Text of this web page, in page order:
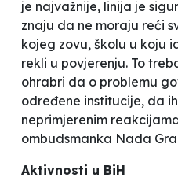
je najvažnije, linija je
znaju da ne moraju reći
kojeg zovu, školu u koju
rekli u povjerenju. To
ohrabri da o problemu
određene institucije, da
neprimjerenim
ombudsmanka Nada
Aktivnosti u BiH